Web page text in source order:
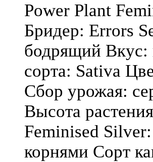
Power Plant
Бридер: Errors
бодрящий
сорта: Sativa
Сбор урожая:
Высота
Feminised
корнями Сорт